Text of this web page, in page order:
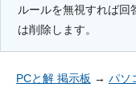
ログイン
ルールを無視すれば回
は削除します。
PCと解 掲示板 → パソ